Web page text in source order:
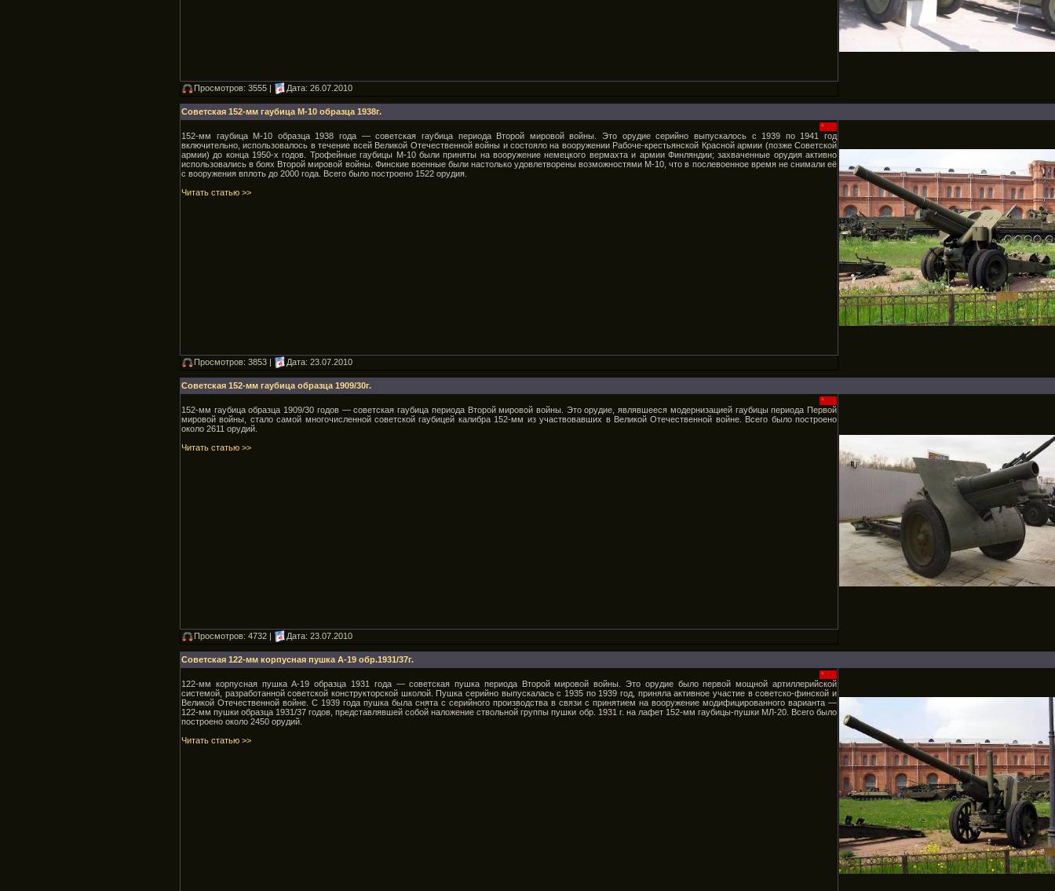
Просмотров: 3555 | Дата: 26.07.2010
Советская 152-мм гаубица М-10 образца 1938г.
152-мм гаубица М-10 образца 1938 года — советская гаубица периода Второй мировой войны. Это орудие серийно выпускалось с 1939 по 1941 год
включительно, использовалось в течение всей Великой Отечественной войны и состояло на вооружении Рабоче-крестьянской Красной армии (позже Советской
армии) до конца 1950-х годов. Трофейные гаубицы М-10 были приняты на вооружение немецкого вермахта и армии Финляндии; захваченные орудия активно
использовались в боях Второй мировой войны. Финские военные были настолько удовлетворены возможностями М-10, что в послевоенное время не снимали её
с вооружения вплоть до 2000 года. Всего было построено 1522 орудия.
Читать статью >>
Просмотров: 3853 | Дата: 23.07.2010
Советская 152-мм гаубица образца 1909/30г.
152-мм гаубица образца 1909/30 годов — советская гаубица периода Второй мировой войны. Это орудие, являвшееся модернизацией гаубицы периода Первой
мировой войны, стало самой многочисленной советской гаубицей калибра 152-мм из участвовавших в Великой Отечественной войне. Всего было построено
около 2611 орудий.
Читать статью >>
Просмотров: 4732 | Дата: 23.07.2010
Советская 122-мм корпусная пушка А-19 обр.1931/37г.
122-мм корпусная пушка А-19 образца 1931 года — советская пушка периода Второй мировой войны. Это орудие было первой мощной артиллерийской
системой, разработанной советской конструкторской школой. Пушка серийно выпускалась с 1935 по 1939 год, приняла активное участие в советско-финской и
Великой Отечественной войне. С 1939 года пушка была снята с серийного производства в связи с принятием на вооружение модифицированного варианта —
122-мм пушки образца 1931/37 годов, представлявшей собой наложение ствольной группы пушки обр. 1931 г. на лафет 152-мм гаубицы-пушки МЛ-20. Всего было
построено около 2450 орудий.
Читать статью >>